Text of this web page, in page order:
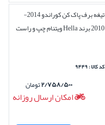
تیغه برف پاک کن کوراندو 2014-
2010 برند Hella ویتنام چپ و راست
کد کالا : ۹۴۴۹
۲/۷۵۸/۵۰۰تومان
امکان ارسال روزانه